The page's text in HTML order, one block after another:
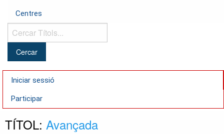
Centres
Cercar
Títols...
Iniciar sessió
Participar
TÍTOL: Avançada